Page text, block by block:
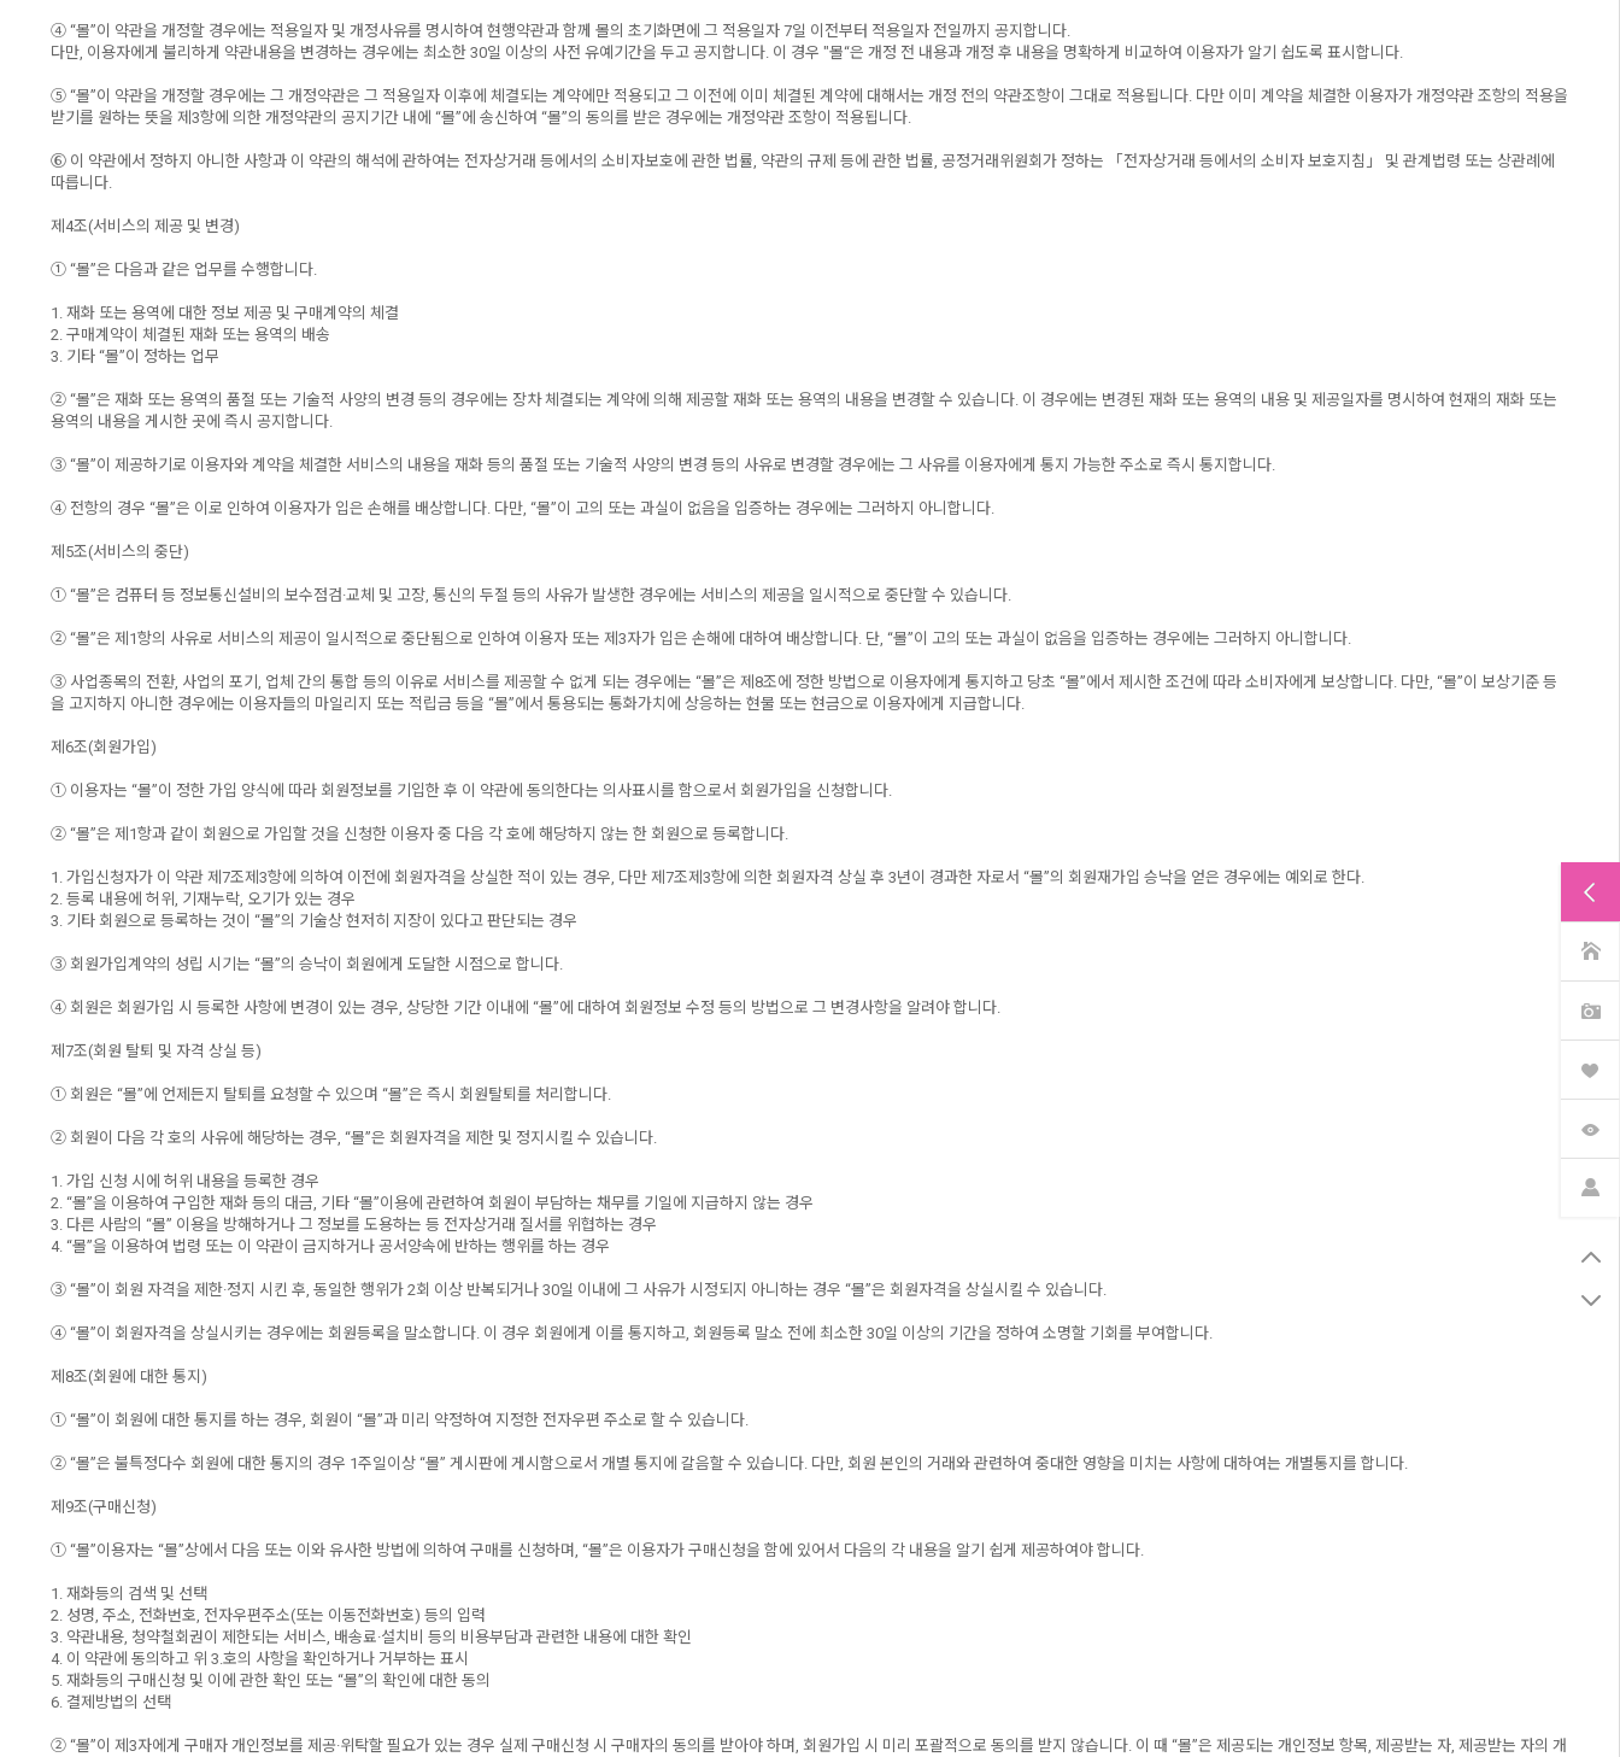
④ “몰”이 약관을 개정할 경우에는 적용일자 및 개정사유를 명시하여 현행약관과 함께 몰의 초기화면에 그 적용일자 7일 이전부터 적용일자 전일까지 공지합니다.
다만, 이용자에게 불리하게 약관내용을 변경하는 경우에는 최소한 30일 이상의 사전 유예기간을 두고 공지합니다. 이 경우 "몰“은 개정 전 내용과 개정 후 내용을 명확하게 비교하여 이용자가 알기 쉽도록 표시합니다.
⑤ “몰”이 약관을 개정할 경우에는 그 개정약관은 그 적용일자 이후에 체결되는 계약에만 적용되고 그 이전에 이미 체결된 계약에 대해서는 개정 전의 약관조항이 그대로 적용됩니다. 다만 이미 계약을 체결한 이용자가 개정약관 조항의 적용을
받기를 원하는 뜻을 제3항에 의한 개정약관의 공지기간 내에 “몰”에 송신하여 “몰”의 동의를 받은 경우에는 개정약관 조항이 적용됩니다.
⑥ 이 약관에서 정하지 아니한 사항과 이 약관의 해석에 관하여는 전자상거래 등에서의 소비자보호에 관한 법률, 약관의 규제 등에 관한 법률, 공정거래위원회가 정하는 「전자상거래 등에서의 소비자 보호지침」 및 관계법령 또는 상관례에
따릅니다.
제4조(서비스의 제공 및 변경)
① “몰”은 다음과 같은 업무를 수행합니다.
1. 재화 또는 용역에 대한 정보 제공 및 구매계약의 체결
2. 구매계약이 체결된 재화 또는 용역의 배송
3. 기타 “몰”이 정하는 업무
② “몰”은 재화 또는 용역의 품절 또는 기술적 사양의 변경 등의 경우에는 장차 체결되는 계약에 의해 제공할 재화 또는 용역의 내용을 변경할 수 있습니다. 이 경우에는 변경된 재화 또는 용역의 내용 및 제공일자를 명시하여 현재의 재화 또는
용역의 내용을 게시한 곳에 즉시 공지합니다.
③ “몰”이 제공하기로 이용자와 계약을 체결한 서비스의 내용을 재화 등의 품절 또는 기술적 사양의 변경 등의 사유로 변경할 경우에는 그 사유를 이용자에게 통지 가능한 주소로 즉시 통지합니다.
④ 전항의 경우 “몰”은 이로 인하여 이용자가 입은 손해를 배상합니다. 다만, “몰”이 고의 또는 과실이 없음을 입증하는 경우에는 그러하지 아니합니다.
제5조(서비스의 중단)
① “몰”은 컴퓨터 등 정보통신설비의 보수점검·교체 및 고장, 통신의 두절 등의 사유가 발생한 경우에는 서비스의 제공을 일시적으로 중단할 수 있습니다.
② “몰”은 제1항의 사유로 서비스의 제공이 일시적으로 중단됨으로 인하여 이용자 또는 제3자가 입은 손해에 대하여 배상합니다. 단, “몰”이 고의 또는 과실이 없음을 입증하는 경우에는 그러하지 아니합니다.
③ 사업종목의 전환, 사업의 포기, 업체 간의 통합 등의 이유로 서비스를 제공할 수 없게 되는 경우에는 “몰”은 제8조에 정한 방법으로 이용자에게 통지하고 당초 “몰”에서 제시한 조건에 따라 소비자에게 보상합니다. 다만, “몰”이 보상기준 등
을 고지하지 아니한 경우에는 이용자들의 마일리지 또는 적립금 등을 “몰”에서 통용되는 통화가치에 상응하는 현물 또는 현금으로 이용자에게 지급합니다.
제6조(회원가입)
① 이용자는 “몰”이 정한 가입 양식에 따라 회원정보를 기입한 후 이 약관에 동의한다는 의사표시를 함으로서 회원가입을 신청합니다.
② “몰”은 제1항과 같이 회원으로 가입할 것을 신청한 이용자 중 다음 각 호에 해당하지 않는 한 회원으로 등록합니다.
1. 가입신청자가 이 약관 제7조제3항에 의하여 이전에 회원자격을 상실한 적이 있는 경우, 다만 제7조제3항에 의한 회원자격 상실 후 3년이 경과한 자로서 “몰”의 회원재가입 승낙을 얻은 경우에는 예외로 한다.
2. 등록 내용에 허위, 기재누락, 오기가 있는 경우
3. 기타 회원으로 등록하는 것이 “몰”의 기술상 현저히 지장이 있다고 판단되는 경우
③ 회원가입계약의 성립 시기는 “몰”의 승낙이 회원에게 도달한 시점으로 합니다.
④ 회원은 회원가입 시 등록한 사항에 변경이 있는 경우, 상당한 기간 이내에 “몰”에 대하여 회원정보 수정 등의 방법으로 그 변경사항을 알려야 합니다.
제7조(회원 탈퇴 및 자격 상실 등)
① 회원은 “몰”에 언제든지 탈퇴를 요청할 수 있으며 “몰”은 즉시 회원탈퇴를 처리합니다.
② 회원이 다음 각 호의 사유에 해당하는 경우, “몰”은 회원자격을 제한 및 정지시킬 수 있습니다.
1. 가입 신청 시에 허위 내용을 등록한 경우
2. “몰”을 이용하여 구입한 재화 등의 대금, 기타 “몰”이용에 관련하여 회원이 부담하는 채무를 기일에 지급하지 않는 경우
3. 다른 사람의 “몰” 이용을 방해하거나 그 정보를 도용하는 등 전자상거래 질서를 위협하는 경우
4. “몰”을 이용하여 법령 또는 이 약관이 금지하거나 공서양속에 반하는 행위를 하는 경우
③ “몰”이 회원 자격을 제한·정지 시킨 후, 동일한 행위가 2회 이상 반복되거나 30일 이내에 그 사유가 시정되지 아니하는 경우 “몰”은 회원자격을 상실시킬 수 있습니다.
④ “몰”이 회원자격을 상실시키는 경우에는 회원등록을 말소합니다. 이 경우 회원에게 이를 통지하고, 회원등록 말소 전에 최소한 30일 이상의 기간을 정하여 소명할 기회를 부여합니다.
제8조(회원에 대한 통지)
① “몰”이 회원에 대한 통지를 하는 경우, 회원이 “몰”과 미리 약정하여 지정한 전자우편 주소로 할 수 있습니다.
② “몰”은 불특정다수 회원에 대한 통지의 경우 1주일이상 “몰” 게시판에 게시함으로서 개별 통지에 갈음할 수 있습니다. 다만, 회원 본인의 거래와 관련하여 중대한 영향을 미치는 사항에 대하여는 개별통지를 합니다.
제9조(구매신청)
① “몰”이용자는 “몰”상에서 다음 또는 이와 유사한 방법에 의하여 구매를 신청하며, “몰”은 이용자가 구매신청을 함에 있어서 다음의 각 내용을 알기 쉽게 제공하여야 합니다.
1. 재화등의 검색 및 선택
2. 성명, 주소, 전화번호, 전자우편주소(또는 이동전화번호) 등의 입력
3. 약관내용, 청약철회권이 제한되는 서비스, 배송료·설치비 등의 비용부담과 관련한 내용에 대한 확인
4. 이 약관에 동의하고 위 3.호의 사항을 확인하거나 거부하는 표시
5. 재화등의 구매신청 및 이에 관한 확인 또는 “몰”의 확인에 대한 동의
6. 결제방법의 선택
② “몰”이 제3자에게 구매자 개인정보를 제공·위탁할 필요가 있는 경우 실제 구매신청 시 구매자의 동의를 받아야 하며, 회원가입 시 미리 포괄적으로 동의를 받지 않습니다. 이 때 “몰”은 제공되는 개인정보 항목, 제공받는 자, 제공받는 자의 개